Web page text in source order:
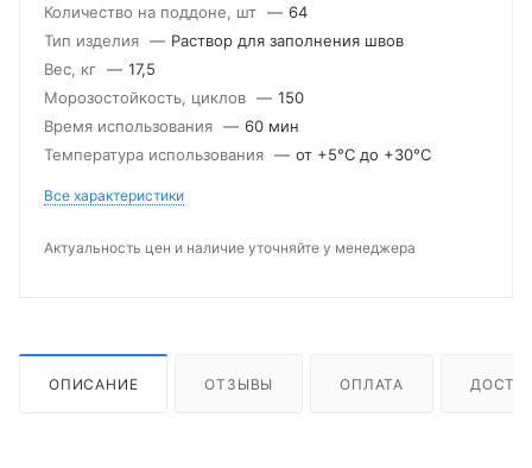
Количество на поддоне, шт — 64
Тип изделия — Раствор для заполнения швов
Вес, кг — 17,5
Морозостойкость, циклов — 150
Время использования — 60 мин
Температура использования — от +5°С до +30°С
Все характеристики
Актуальность цен и наличие уточняйте у менеджера
ОПИСАНИЕ ОТЗЫВЫ ОПЛАТА